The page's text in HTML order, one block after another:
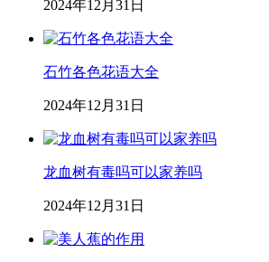
2024年12月31日
石竹各色花语大全
2024年12月31日
龙血树有毒吗可以家养吗
2024年12月31日